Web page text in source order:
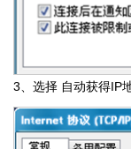
3、选择 自动获得IP